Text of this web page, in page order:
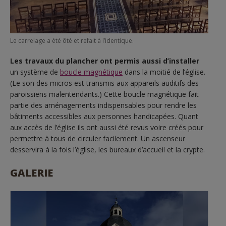
Le carrelage a été ôté et refait à l’identique.
Les travaux du plancher ont permis aussi d’installer
un système de boucle magnétique dans la moitié de l’église.
(Le son des micros est transmis aux appareils auditifs des
paroissiens malentendants.) Cette boucle magnétique fait
partie des aménagements indispensables pour rendre les
bâtiments accessibles aux personnes handicapées. Quant
aux accès de l’église ils ont aussi été revus voire créés pour
permettre à tous de circuler facilement. Un ascenseur
desservira à la fois l’église, les bureaux d’accueil et la crypte.
GALERIE